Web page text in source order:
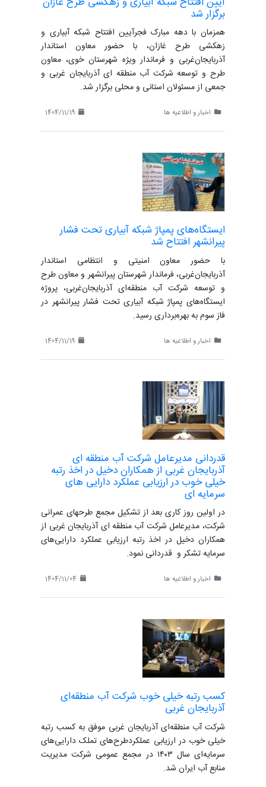
برگزار شد
همزمان با دهه مبارک فجرآیین افتتاح شبکه آبیاری و
زهکشی طرح غازان، با حضور معاون استاندار
آذربایجان‌غربی و فرماندار ویژه شهرستان خوی، معاون
طرح و توسعه شرکت آب منطقه ای آذربایجان غربی و
جمعی از مسئولان استانی و محلی برگزار شد.
اخبار و اطلاعیه ها
ایستگاه‌های پمپاژ شبکه آبیاری تحت فشار
پیرانشهر افتتاح شد
با حضور معاون امنیتی و انتظامی استاندار
آذربایجان‌غربی، فرماندار شهرستان پیرانشهر و معاون طرح
و توسعه شرکت آب منطقه‌ای آذربایجان‌غربی، پروژه
ایستگاه‌های پمپاژ شبکه آبیاری تحت فشار پیرانشهر در
فاز سوم به بهره‌برداری رسید.
اخبار و اطلاعیه ها
قدردانی مدیرعامل شرکت آب منطقه ای
آذربایجان غربی از همکاران دخیل در اخذ رتبه
خیلی خوب در ارزیابی عملکرد دارایی های
سرمایه ای
در اولین روز کاری بعد از تشکیل مجمع طرحهای عمرانی
شرکت، مدیرعامل شرکت آب منطقه ای آذربایجان غربی از
همکاران دخیل در اخذ رتبه ارزیابی عملکرد دارایی‌های
سرمایه تشکر و قدردانی نمود.
اخبار و اطلاعیه ها
کسب رتبه خیلی خوب شرکت آب منطقه‌ای
آذربایجان غربی
شرکت آب منطقه‌ای آذربایجان غربی موفق به کسب رتبه
خیلی خوب در ارزیابی عملکردطرح‌های تملک دارایی‌های
سرمایه‌ای سال ۱۴۰۳ در مجمع عمومی شرکت مدیریت
منابع آب ایران شد.